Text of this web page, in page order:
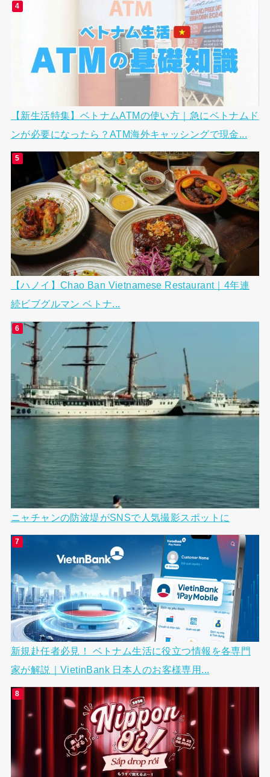
【新生活特集】ベトナムATMの使い方｜急にベトナムド
ンが必要になったら？ATM海外キャッシングで現金...
【ハノイ】Chao Ban Vietnamese Restaurant｜4年連
続ビブグルマン ベトナ...
ニャチャンの防波堤がSNSで人気撮影スポットに
新規赴任者必見！ ベトナム生活に役立つ情報を各専門
家が解説｜VietinBank 日本人のお客様専用...